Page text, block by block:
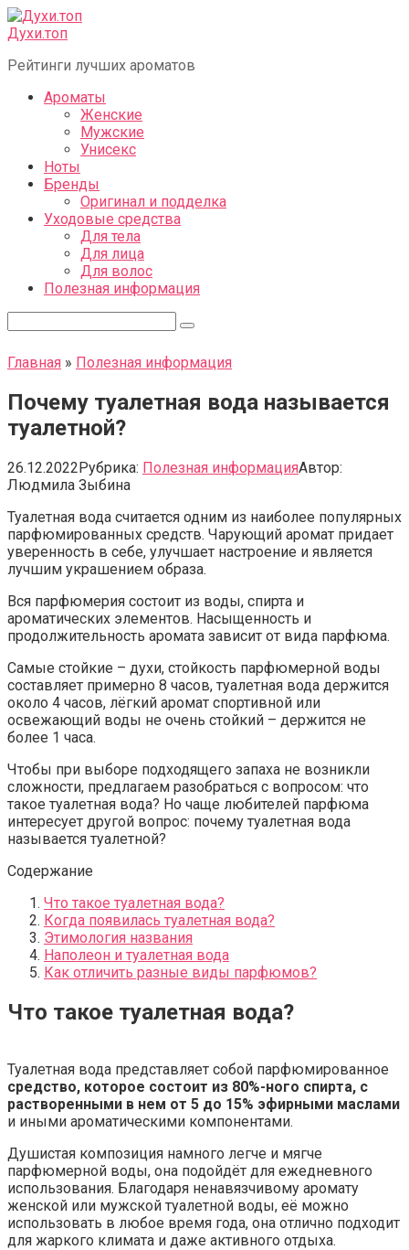
Перейти
к
Духи.топ
Рейтинги лучших ароматов
Ароматы
Женские
Мужские
Унисекс
Ноты
Бренды
Оригинал и подделка
Уходовые средства
Для тела
Для лица
Для волос
Полезная информация
Главная » Полезная информация
Почему туалетная вода называется
туалетной?
26.12.2022Рубрика: Полезная информацияАвтор:
Людмила Зыбина
Туалетная вода считается одним из наиболее популярных
парфюмированных средств. Чарующий аромат придает
уверенность в себе, улучшает настроение и является
лучшим украшением образа.
Вся парфюмерия состоит из воды, спирта и
ароматических элементов. Насыщенность и
продолжительность аромата зависит от вида парфюма.
Самые стойкие – духи, стойкость парфюмерной воды
составляет примерно 8 часов, туалетная вода держится
около 4 часов, лёгкий аромат спортивной или
освежающий воды не очень стойкий – держится не
более 1 часа.
Чтобы при выборе подходящего запаха не возникли
сложности, предлагаем разобраться с вопросом: что
такое туалетная вода? Но чаще любителей парфюма
интересует другой вопрос: почему туалетная вода
называется туалетной?
Содержание
Что такое туалетная вода?
Когда появилась туалетная вода?
Этимология названия
Наполеон и туалетная вода
Как отличить разные виды парфюмов?
Что такое туалетная вода?
Туалетная вода представляет собой парфюмированное
средство, которое состоит из 80%-ного спирта, с
растворенными в нем от 5 до 15% эфирными маслами
и иными ароматическими компонентами.
Душистая композиция намного легче и мягче
парфюмерной воды, она подойдёт для ежедневного
использования. Благодаря ненавязчивому аромату
женской или мужской туалетной воды, её можно
использовать в любое время года, она отлично подходит
для жаркого климата и даже активного отдыха.